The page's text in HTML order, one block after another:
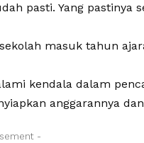
pasti. Yang pastinya
masuk tahun
kendala dalam
anggarannya
-